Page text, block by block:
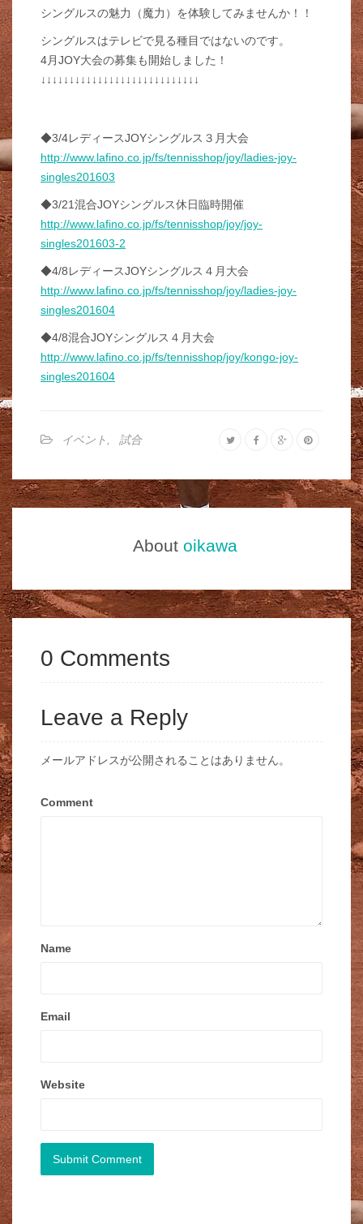
シングルスの魅力（魔力）を体験してみませんか！！
シングルスはテレビで見る種目ではないのです。
4月JOY大会の募集も開始しました！
↓↓↓↓↓↓↓↓↓↓↓↓↓↓↓↓↓↓↓↓↓↓↓↓↓↓↓↓
◆3/4レディースJOYシングルス３月大会
http://www.lafino.co.jp/fs/tennisshop/joy/ladies-joy-
singles201603
◆3/21混合JOYシングルス休日臨時開催
http://www.lafino.co.jp/fs/tennisshop/joy/joy-
singles201603-2
◆4/8レディースJOYシングルス４月大会
http://www.lafino.co.jp/fs/tennisshop/joy/ladies-joy-
singles201604
◆4/8混合JOYシングルス４月大会
http://www.lafino.co.jp/fs/tennisshop/joy/kongo-joy-
singles201604
イベント 試合
About oikawa
0 Comments
Leave a Reply
メールアドレスが公開されることはありません。
Comment
Name
Email
Website